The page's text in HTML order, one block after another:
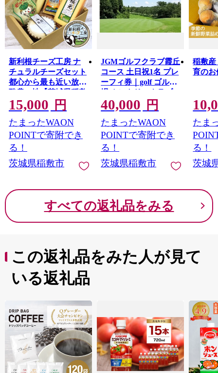
新利根チーズ工房 ナ
チュラルチーズセット
都心から最も近い放牧
酪農の地【茨城県稲敷
市】｜牧場 牛乳 発酵
熟成 とける チーズ ワ
イン ウィスキー つま
み [0967]
15,000 円
たまったWAON
POINTで寄附でき
る！
茨城県稲敷市
JGMゴルフクラブ霞丘
コース 土日祝1名 プレ
ーフィ券｜golf ゴルフ
場 カントリークラブ
アウトドア 施設利用
券 スポーツ 趣味 休日
アクティビティ プレ
ゼント 茨城県 [0121]
40,000 円
たまったWAON
POINTで寄附でき
る！
茨城県稲敷市
稲敷産
育のお
たま
る！
茨城
すべての返礼品をみる
この返礼品をみた人が見て
いる返礼品